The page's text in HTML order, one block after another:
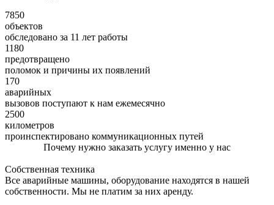
7850
объектов
обследовано за 11 лет работы
1180
предотвращено
поломок и причины их появлений
170
аварийных
вызовов поступают к нам ежемесячно
2500
километров
проинспектировано коммуникационных путей
Почему нужно заказать услугу именно у нас
Собственная техника
Все аварийные машины, оборудование находятся в нашей
собственности. Мы не платим за них аренду.